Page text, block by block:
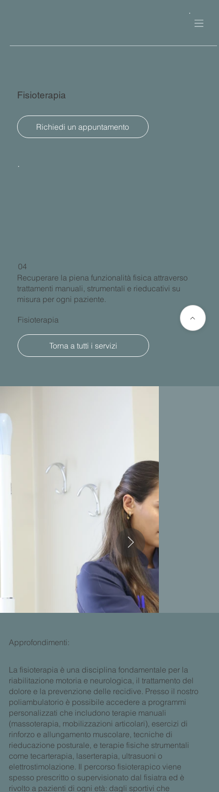
Fisioterapia
Richiedi un appuntamento
04
Fisioterapia
Recuperare la piena funzionalità fisica attraverso
trattamenti manuali, strumentali e rieducativi su
misura per ogni paziente.
Torna a tutti i servizi
Approfondimenti:
La fisioterapia è una disciplina fondamentale per la
riabilitazione motoria e neurologica, il trattamento del
dolore e la prevenzione delle recidive. Presso il nostro
poliambulatorio è possibile accedere a programmi
personalizzati che includono terapie manuali
(massoterapia, mobilizzazioni articolari), esercizi di
rinforzo e allungamento muscolare, tecniche di
rieducazione posturale, e terapie fisiche strumentali
come tecarterapia, laserterapia, ultrasuoni o
elettrostimolazione. Il percorso fisioterapico viene
spesso prescritto o supervisionato dal fisiatra ed è
rivolto a pazienti di ogni età: dagli sportivi che